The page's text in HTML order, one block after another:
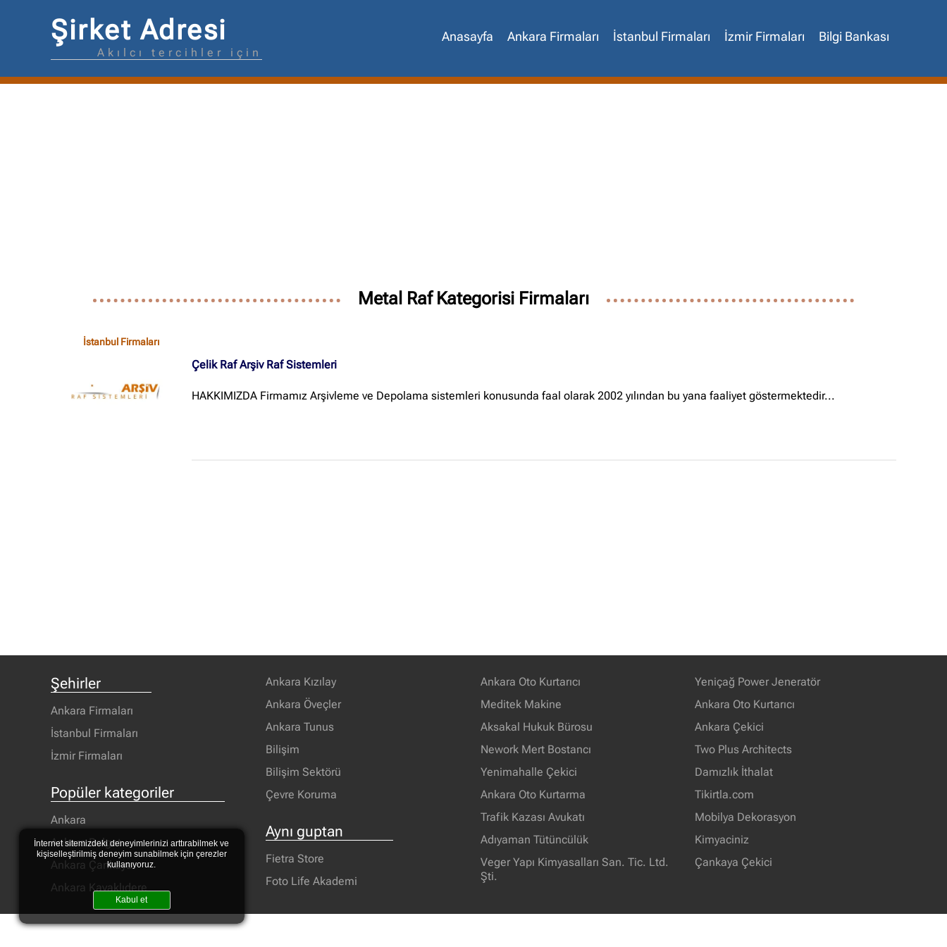
Şirket Adresi
Akılcı tercihler için
Anasayfa Ankara Firmaları İstanbul Firmaları İzmir Firmaları Bilgi Bankası
Metal Raf Kategorisi Firmaları
İstanbul Firmaları
Çelik Raf Arşiv Raf Sistemleri
HAKKIMIZDA Firmamız Arşivleme ve Depolama sistemleri konusunda faal olarak 2002 yılından bu yana faaliyet göstermektedir...
Şehirler
Ankara Firmaları
İstanbul Firmaları
İzmir Firmaları
Popüler kategoriler
Ankara
Ankara Balgat
Ankara Çankaya
Ankara Kavaklıdere
Ankara Kızılay
Ankara Öveçler
Ankara Tunus
Bilişim
Bilişim Sektörü
Çevre Koruma
Aynı guptan
Fietra Store
Foto Life Akademi
Ankara Oto Kurtarıcı
Meditek Makine
Aksakal Hukuk Bürosu
Nework Mert Bostancı
Yenimahalle Çekici
Ankara Oto Kurtarma
Trafik Kazası Avukatı
Adıyaman Tütüncülük
Veger Yapı Kimyasalları San. Tic. Ltd.
Şti.
Yeniçağ Power Jeneratör
Ankara Oto Kurtarıcı
Ankara Çekici
Two Plus Architects
Damızlık İthalat
Tikirtla.com
Mobilya Dekorasyon
Kimyaciniz
Çankaya Çekici
İçerik grupları
İzmir Firmaları
İnternet sitemizdeki deneyimlerinizi arttırabilmek ve
kişiselleştirilmiş deneyim sunabilmek için çerezler
kullanıyoruz.
Kabul et